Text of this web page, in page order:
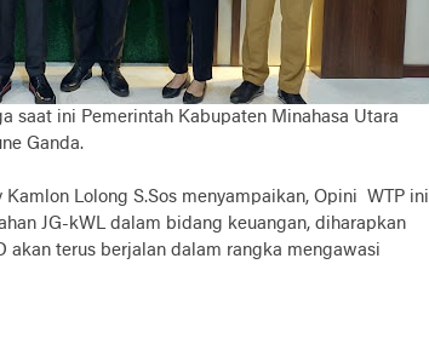
saat ini Pemerintah Kabupaten Minahasa Utara
Ganda.
Lolong S.Sos menyampaikan, Opini WTP ini
JG-kWL dalam bidang keuangan, diharapkan
akan terus berjalan dalam rangka mengawasi